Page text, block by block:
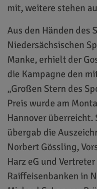
mit, weitere stehen
Aus den Händen des
Niedersächsischen
Manke, erhielt der
die Kampagne den
„Großen Stern des
Preis wurde am
Hannover
übergab die
Norbert Gössling,
Harz eG und
Raiffeisenbanken in